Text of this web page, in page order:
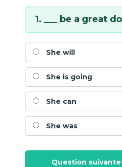
1. ___ be a great
She will
She is going
She can
She was
Question suivante